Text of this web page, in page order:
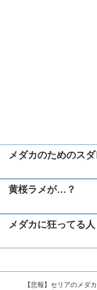
メダカのためのス
黄桜ラメが…？
メダカに狂ってる人
【悲報】セリアのメダ